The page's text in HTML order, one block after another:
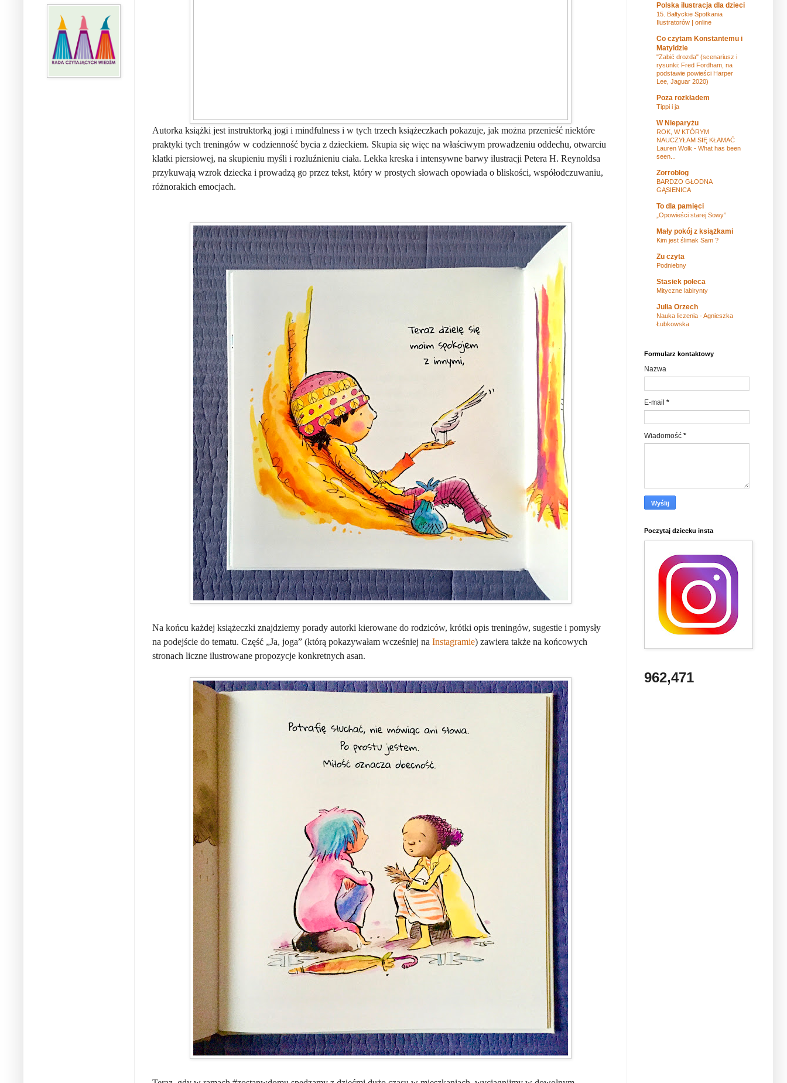
Autorka książki jest instruktorką jogi i mindfulness i w tych trzech książeczkach pokazuje, jak można przenieść niektóre
praktyki tych treningów w codzienność bycia z dzieckiem. Skupia się więc na właściwym prowadzeniu oddechu, otwarciu
klatki piersiowej, na skupieniu myśli i rozluźnieniu ciała. Lekka kreska i intensywne barwy ilustracji Petera H. Reynoldsa
przykuwają wzrok dziecka i prowadzą go przez tekst, który w prostych słowach opowiada o bliskości, współodczuwaniu,
różnorakich emocjach.
Na końcu każdej książeczki znajdziemy porady autorki kierowane do rodziców, krótki opis treningów, sugestie i pomysły
na podejście do tematu. Część „Ja, joga” (którą pokazywałam wcześniej na Instagramie) zawiera także na końcowych
stronach liczne ilustrowane propozycje konkretnych asan.
Polska ilustracja dla dzieci
15. Bałtyckie Spotkania
Ilustratorów | online
Co czytam Konstantemu i
Matyldzie
"Zabić drozda" (scenariusz i
rysunki: Fred Fordham, na
podstawie powieści Harper
Lee, Jaguar 2020)
Poza rozkładem
Tippi i ja
W Nieparyżu
ROK, W KTÓRYM
NAUCZYŁAM SIĘ KŁAMAĆ
Lauren Wolk - What has been
seen...
Zorroblog
BARDZO GŁODNA
GĄSIENICA
To dla pamięci
„Opowieści starej Sowy”
Mały pokój z książkami
Kim jest ślimak Sam ?
Zu czyta
Podniebny
Stasiek poleca
Mityczne labirynty
Julia Orzech
Nauka liczenia - Agnieszka
Łubkowska
Formularz kontaktowy
Nazwa
E-mail *
Wiadomość *
Poczytaj dziecku insta
962,471